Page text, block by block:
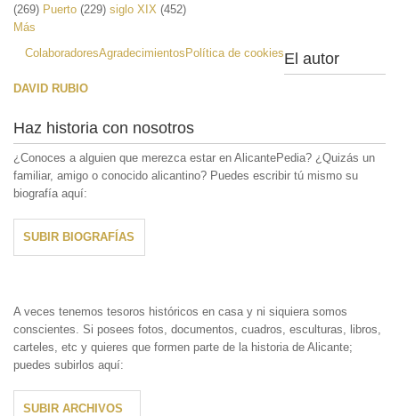
(269) Puerto (229) siglo XIX (452)
Más
ColaboradoresAgradecimientosPolítica de cookiesEl autor
DAVID RUBIO
Haz historia con nosotros
¿Conoces a alguien que merezca estar en AlicantePedia? ¿Quizás un
familiar, amigo o conocido alicantino? Puedes escribir tú mismo su
biografía aquí:
SUBIR BIOGRAFÍAS
A veces tenemos tesoros históricos en casa y ni siquiera somos
conscientes. Si posees fotos, documentos, cuadros, esculturas, libros,
carteles, etc y quieres que formen parte de la historia de Alicante;
puedes subirlos aquí:
SUBIR ARCHIVOS